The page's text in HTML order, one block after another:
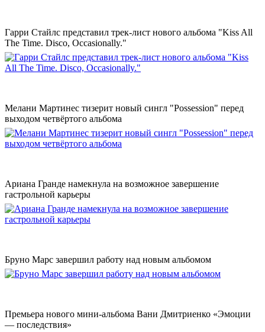
Гарри Стайлс представил трек-лист нового альбома "Kiss All
The Time. Disco, Occasionally."
Мелани Мартинес тизерит новый сингл "Possession" перед
выходом четвёртого альбома
Ариана Гранде намекнула на возможное завершение
гастрольной карьеры
Бруно Марс завершил работу над новым альбомом
Премьера нового мини-альбома Вани Дмитриенко «Эмоции
— последствия»